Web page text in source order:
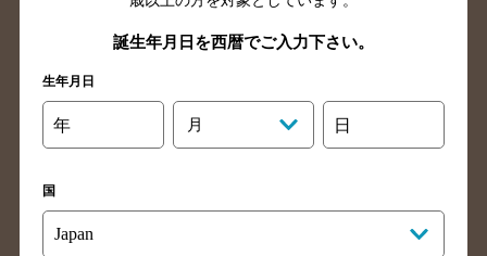
島根県のバー検索
徳島県のバー検索
高知県のバー検索
福岡県のバー検索
長崎県のバー検索
佐賀県のバー検索
誕生年月日を西暦でご入力下さい。
生年月日
年 月 日
国